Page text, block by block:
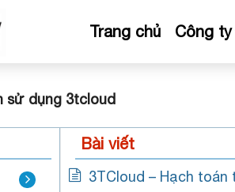
Trang chủ Công ty
sử dụng 3tcloud
Bài viết
3TCloud – Hạch